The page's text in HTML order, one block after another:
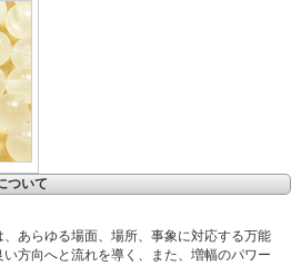
ついて
あらゆる場面、場所、事象に対応する万能
方向へと流れを導く、また、増幅のパワー